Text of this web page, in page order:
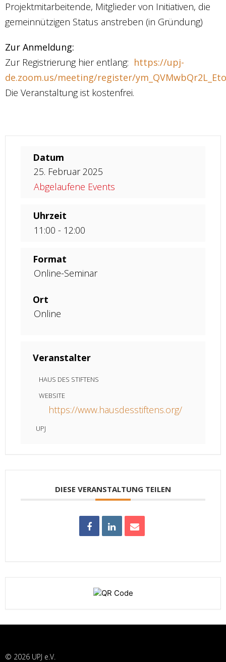
Projektmitarbeitende, Mitglieder von Initiativen, die
gemeinnützigen Status anstreben (in Gründung)
Zur Anmeldung:
Zur Registrierung hier entlang: https://upj-
de.zoom.us/meeting/register/
Die Veranstaltung ist kostenfrei.
Datum
25. Februar 2025
Abgelaufene Events
Uhrzeit
11:00 - 12:00
Format
Online-Seminar
Ort
Online
Veranstalter
HAUS DES STIFTENS
WEBSITE
https://www.hausdesstiftens.org/
UPJ
DIESE VERANSTALTUNG TEILEN
© 2026 UPJ e.V.